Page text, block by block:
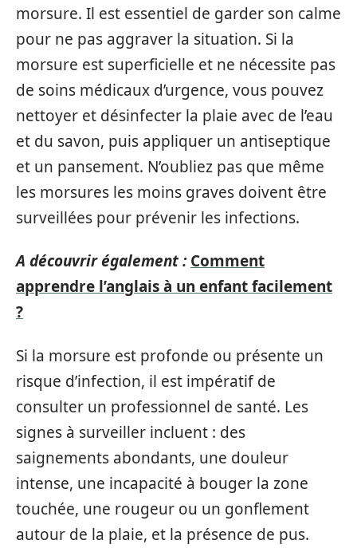
morsure. Il est essentiel de garder son calme
pour ne pas aggraver la situation. Si la
morsure est superficielle et ne nécessite pas
de soins médicaux d’urgence, vous pouvez
nettoyer et désinfecter la plaie avec de l’eau
et du savon, puis appliquer un antiseptique
et un pansement. N’oubliez pas que même
les morsures les moins graves doivent être
surveillées pour prévenir les infections.
A découvrir également : Comment
apprendre l’anglais à un enfant facilement
?
Si la morsure est profonde ou présente un
risque d’infection, il est impératif de
consulter un professionnel de santé. Les
signes à surveiller incluent : des
saignements abondants, une douleur
intense, une incapacité à bouger la zone
touchée, une rougeur ou un gonflement
autour de la plaie, et la présence de pus.